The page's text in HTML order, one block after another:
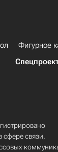
Фигурное
сфере связи,